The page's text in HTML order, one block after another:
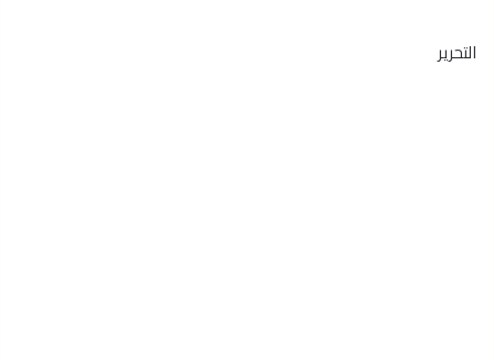
التحرير